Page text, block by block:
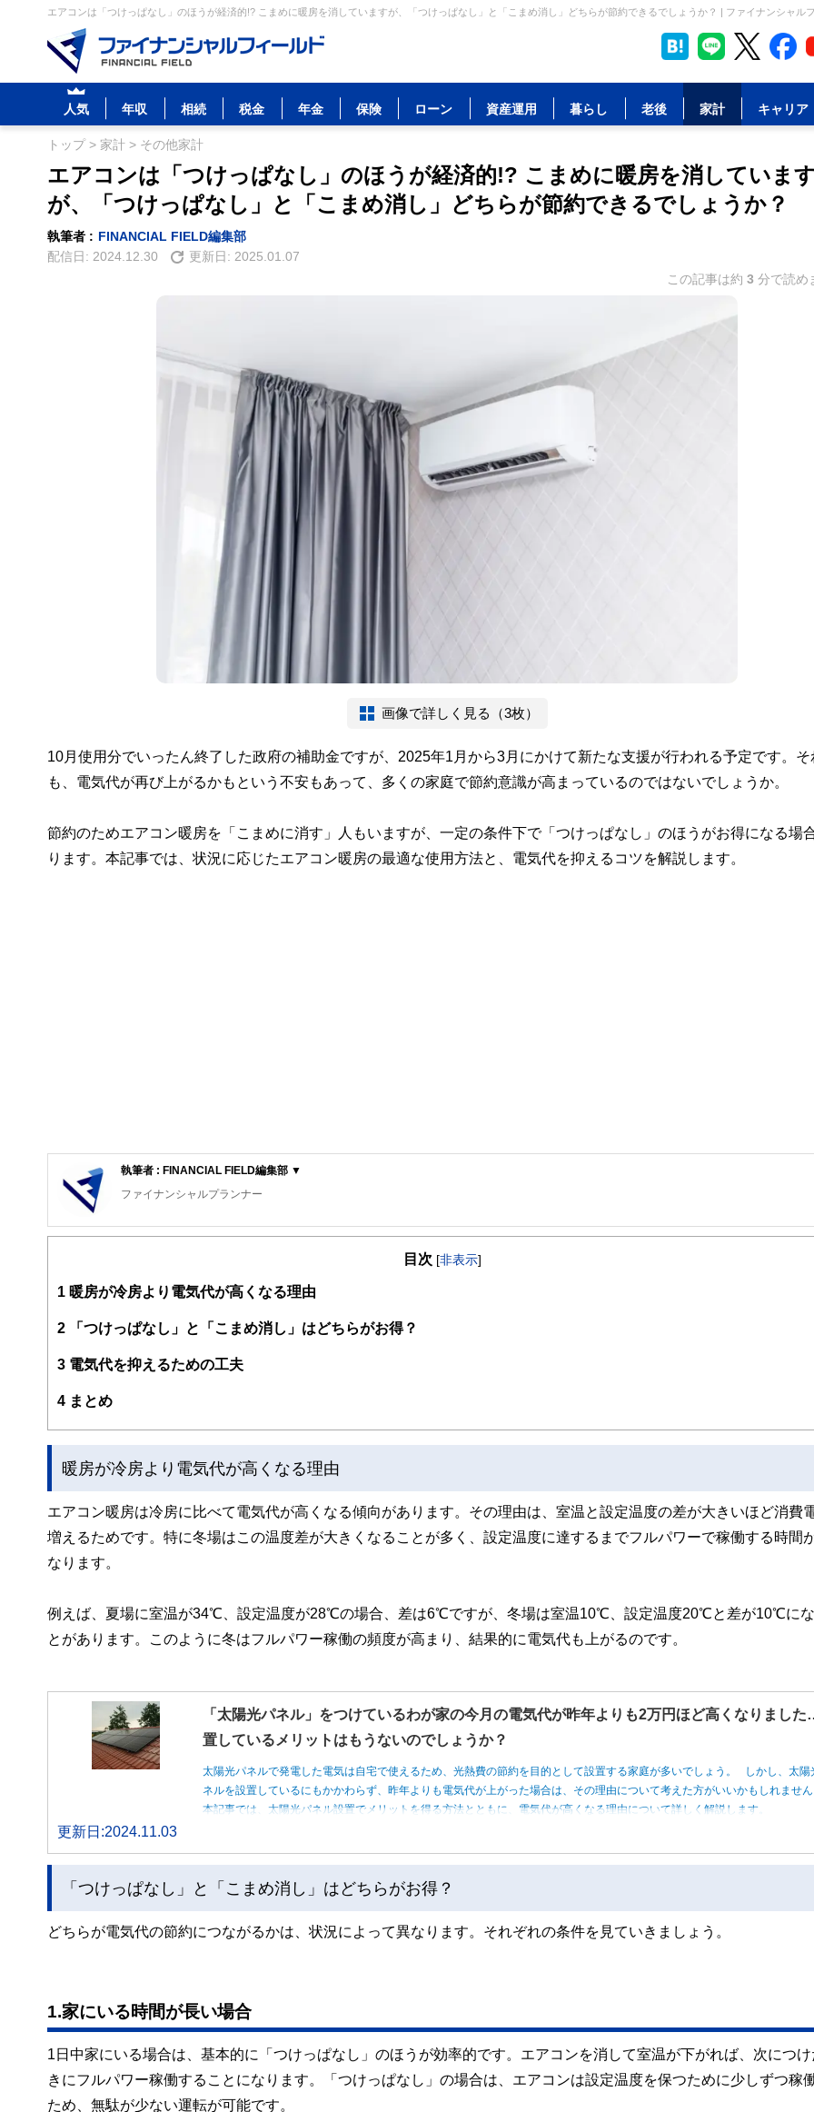
エアコンは「つけっぱなし」のほうが経済的!? こまめに暖房を消していますが、「つけっぱなし」と「こまめ消し」どちらが節約できるでしょうか？ | ファイナンシャル
人気 年収 相続 税金 年金 保険 ローン 資産運用 暮らし 老後 家計 キャリア
トップ> 家計 > その他家計
エアコンは「つけっぱなし」のほうが経済的!? こまめに暖房を消していま
が、「つけっぱなし」と「こまめ消し」どちらが節約できるでしょうか？
執筆者 : FINANCIAL FIELD編集部
配信日: 2024.12.30 更新日: 2025.01.07
この記事は約 3 分で読め
画像で詳しく見る（3枚）
10月使用分でいったん終了した政府の補助金ですが、2025年1月から3月にかけて新たな支援が行われる予定です。そ
も、電気代が再び上がるかもという不安もあって、多くの家庭で節約意識が高まっているのではないでしょうか。
節約のためエアコン暖房を「こまめに消す」人もいますが、一定の条件下で「つけっぱなし」のほうがお得になる場
ります。本記事では、状況に応じたエアコン暖房の最適な使用方法と、電気代を抑えるコツを解説します。
執筆者 : FINANCIAL FIELD編集部 ▼
ファイナンシャルプランナー
FinancialField編集部は、金融、経済に関する記事を、日々の暮らしにどのような影響を与えるかという視点で、お金の知識がない方でも理解
案から記事掲載まですべての工程に関わることで、読者目線のコンテンツを追求しています。
FinancialFieldの特徴は、ファイナンシャルプランナー、弁護士、税理士、宅地建物取引士、相続診断士、住宅ローンアドバイザー、DCプラン
ー、公認会計士、社会保険労務士、行政書士、投資アナリスト、キャリアコンサルタントなど150名以上の有資格者を執筆者・監修者として迎
私たちは、快適でより良い生活のアイデアを提供するお金のコンシェルジュを目指します。
目次 [非表示]
1 暖房が冷房より電気代が高くなる理由
2 「つけっぱなし」と「こまめ消し」はどちらがお得？
3 電気代を抑えるための工夫
4 まとめ
暖房が冷房より電気代が高くなる理由
エアコン暖房は冷房に比べて電気代が高くなる傾向があります。その理由は、室温と設定温度の差が大きいほど消費
増えるためです。特に冬場はこの温度差が大きくなることが多く、設定温度に達するまでフルパワーで稼働する時間
なります。
例えば、夏場に室温が34℃、設定温度が28℃の場合、差は6℃ですが、冬場は室温10℃、設定温度20℃と差が10℃にな
とがあります。このように冬はフルパワー稼働の頻度が高まり、結果的に電気代も上がるのです。
「太陽光パネル」をつけているわが家の今月の電気代が昨年よりも2万円ほど高くなりまし
置しているメリットはもうないのでしょうか？
太陽光パネルで発電した電気は自宅で使えるため、光熱費の節約を目的として設置する家庭が多いでしょう。 しかし、太陽
ネルを設置しているにもかかわらず、昨年よりも電気代が上がった場合は、その理由について考えた方がいいかもしれませ
本記事では、太陽光パネル設置でメリットを得る方法とともに、電気代が高くなる理由について詳しく解説します。
更新日:2024.11.03
「つけっぱなし」と「こまめ消し」はどちらがお得？
どちらが電気代の節約につながるかは、状況によって異なります。それぞれの条件を見ていきましょう。
1.家にいる時間が長い場合
1日中家にいる場合は、基本的に「つけっぱなし」のほうが効率的です。エアコンを消して室温が下がれば、次につけ
きにフルパワー稼働することになります。「つけっぱなし」の場合は、エアコンは設定温度を保つために少しずつ稼
ため、無駄が少ない運転が可能です。